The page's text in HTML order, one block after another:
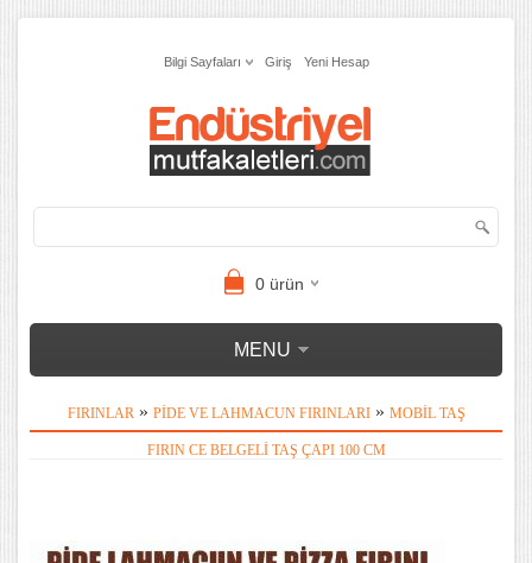
Bilgi Sayfaları Giriş Yeni Hesap
0ürün
MENU
FIRINLAR » PIDE VE LAHMACUN FIRINLARI» MOBIL TAŞ
FIRIN CE BELGELI TAŞ ÇAPI 100 CM